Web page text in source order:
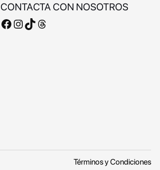
CONTACTA CON NOSOTROS
Facebook Instagram TikTok Threads
Términos y Condiciones